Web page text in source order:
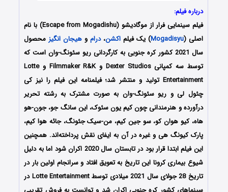
درباره فیلم:
فیلم سینمایی فرار از موگادیشو (Escape from Mogadishu) با نام
اصلی (Mogadisyu) یک فیلم اکشن،درامو هیجان انگیز محصول
سال 2021 کشور کره جنوبی به کارگردانی ریو سئونگ-وان است که
توسط سه کمپانی Dexter Studios و Filmmaker R&K و Lotte
Entertainment تولید و منتشر شد؛ فیلمنامه این فیلم را نیز کی
چئول لی و ریو سئونگ-وان به صورت مشترک به رشته تحریر
درآورده و هنرمندانی چون کیم یون سئوک، این سانگ جو، جون-هو
هاه، کیو هوان کو، سو جین کیم، من-سیک جئونگ، جائه هوا کیم،
پارک کیونگ هی و غیره در آن به ایفای نقش پرداخته‌اند. همچنین
این فیلم ابتدا قرار بود در تابستان سال 2020 اکران شود اما به دلیل
شیوع بیماری کرونا این تاریخ به تعویق افتاد و سرانجام اولین بار در
تاریخ 28 جولای سال 2021 میلادی توسط Lotte Entertainment در